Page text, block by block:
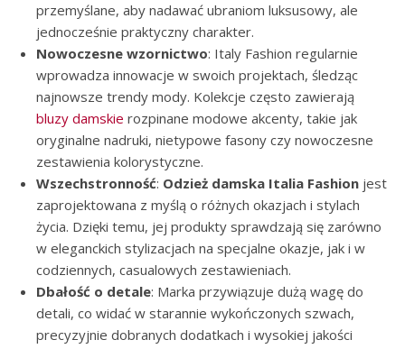
przemyślane, aby nadawać ubraniom luksusowy, ale
jednocześnie praktyczny charakter.
Nowoczesne wzornictwo: Italy Fashion regularnie
wprowadza innowacje w swoich projektach, śledząc
najnowsze trendy mody. Kolekcje często zawierają
bluzy damskie rozpinane modowe akcenty, takie jak
oryginalne nadruki, nietypowe fasony czy nowoczesne
zestawienia kolorystyczne.
Wszechstronność: Odzież damska Italia Fashion jest
zaprojektowana z myślą o różnych okazjach i stylach
życia. Dzięki temu, jej produkty sprawdzają się zarówno
w eleganckich stylizacjach na specjalne okazje, jak i w
codziennych, casualowych zestawieniach.
Dbałość o detale: Marka przywiązuje dużą wagę do
detali, co widać w starannie wykończonych szwach,
precyzyjnie dobranych dodatkach i wysokiej jakości